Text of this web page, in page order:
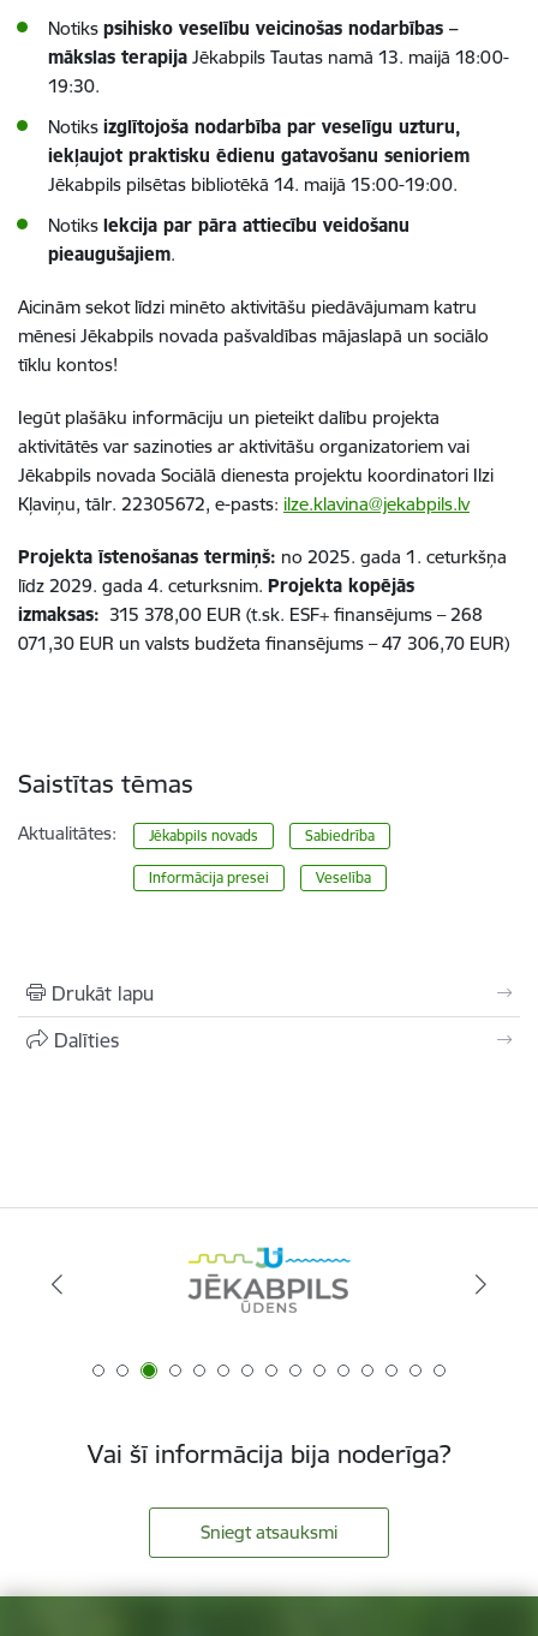
Notiks psihisko veselību veicinošas nodarbības –
mākslas terapija Jēkabpils Tautas namā 13. maijā 18:00-
19:30.
Notiks izglītojoša nodarbība par veselīgu uzturu,
iekļaujot praktisku ēdienu gatavošanu senioriem
Jēkabpils pilsētas bibliotēkā 14. maijā 15:00-19:00.
Notiks lekcija par pāra attiecību veidošanu
pieaugušajiem.
Aicinām sekot līdzi minēto aktivitāšu piedāvājumam katru
mēnesi Jēkabpils novada pašvaldības mājaslapā un sociālo
tīklu kontos!
Iegūt plašāku informāciju un pieteikt dalību projekta
aktivitātēs var sazinoties ar aktivitāšu organizatoriem vai
Jēkabpils novada Sociālā dienesta projektu koordinatori Ilzi
Kļaviņu, tālr. 22305672, e-pasts: ilze.klavina@jekabpils.lv
Projekta īstenošanas termiņš: no 2025. gada 1. ceturkšņa
līdz 2029. gada 4. ceturksnim. Projekta kopējās
izmaksas: 315 378,00 EUR (t.sk. ESF+ finansējums – 268
071,30 EUR un valsts budžeta finansējums – 47 306,70 EUR)
Saistītas tēmas
Aktualitātes: Jēkabpils novads Sabiedrība
Informācija presei Veselība
Drukāt lapu
Dalīties
Vai šī informācija bija noderīga?
Sniegt atsauksmi